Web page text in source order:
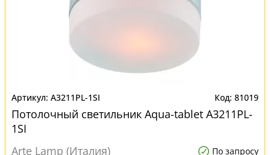
A3211PL-1SI 81019
Потолочный светильник Aqua-tablet A3211PL-
1SI
Arte Lamp (Италия)
По запросу